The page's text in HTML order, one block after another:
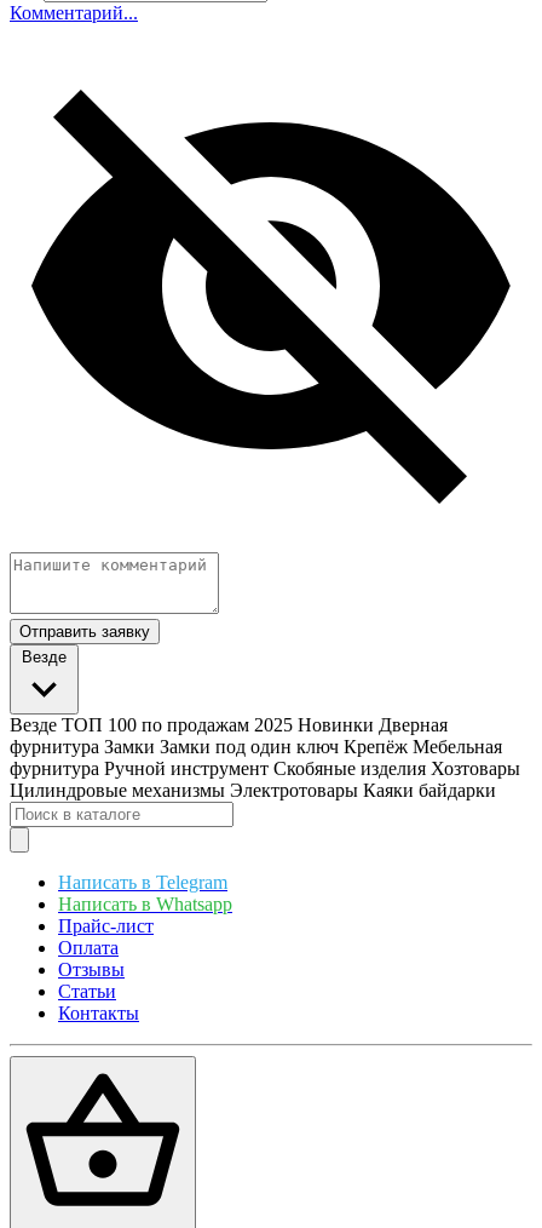
Комментарий...
Отправить заявку
Везде
Везде ТОП 100 по продажам 2025 Новинки Дверная
фурнитура Замки Замки под один ключ Крепёж Мебельная
фурнитура Ручной инструмент Скобяные изделия Хозтовары
Цилиндровые механизмы Электротовары Каяки байдарки
Написать в Telegram
Написать в Whatsapp
Прайс-лист
Оплата
Отзывы
Статьи
Контакты